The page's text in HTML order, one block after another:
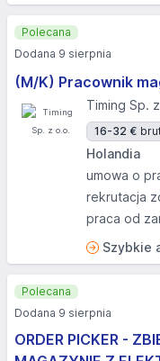
(M/K) Pracownik
Timing Sp.
16-32 €
Holandia
umowa o
rekrutacja
praca od
Szybkie
Polecana
Dodana 9 sierpnia
ORDER PICKER -
Polecana
Dodana 9 sierpnia